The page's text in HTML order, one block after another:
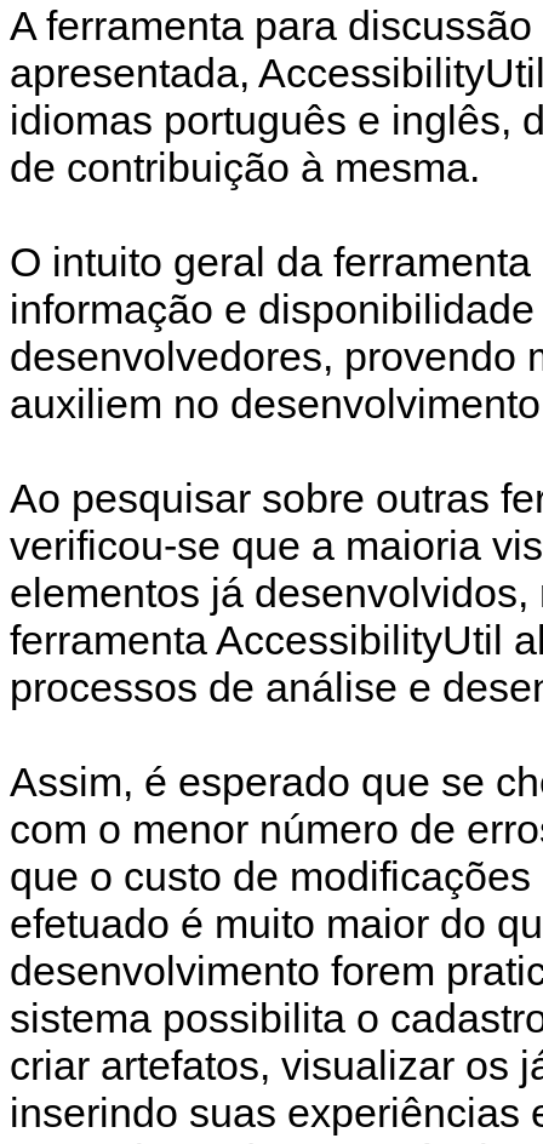
A ferramenta para
apresentada,
idiomas português e inglês,
de contribuição à mesma.
O intuito geral da
informação e
desenvolvedores, provendo
auxiliem no
Ao pesquisar sobre outras
verificou-se que a maioria
elementos já
ferramenta AccessibilityUtil
processos de análise e
Assim, é esperado que se
com o menor número de
que o custo de
efetuado é muito maior do
desenvolvimento forem
sistema possibilita o
criar artefatos, visualizar os
inserindo suas experiências